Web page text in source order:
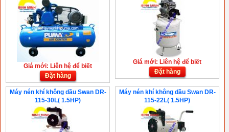
Giá mới: Liên hệ để biết
Đặt hàng
Giá mới: Liên hệ để biết
Đặt hàng
Máy nén khí không dầu Swan DR-
115-30L( 1.5HP)
Máy nén khí không dầu Swan DR-
115-22L( 1.5HP)